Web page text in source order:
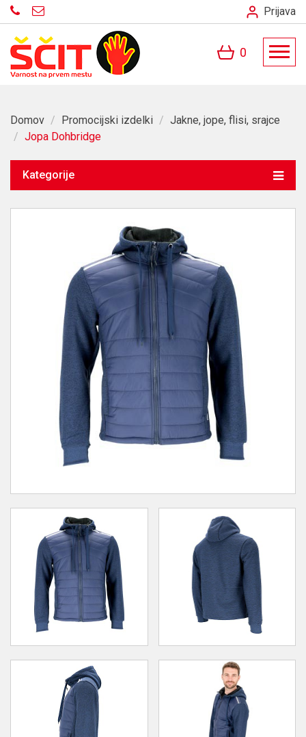
Prijava
0
Domov / Promocijski izdelki / Jakne, jope, flisi, srajce
/ Jopa Dohbridge
Kategorije